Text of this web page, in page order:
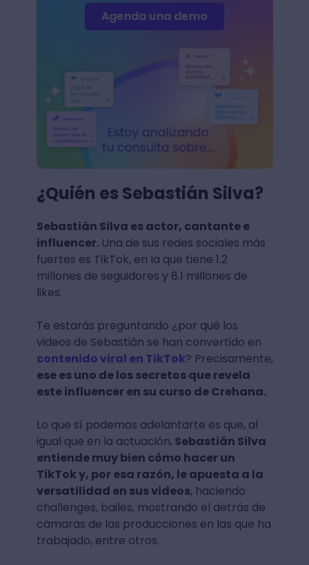
Agenda una demo
¿Quién es Sebastián Silva?
Sebastián Silva es actor, cantante e
influencer. Una de sus redes sociales más
fuertes es TikTok, en la que tiene 1.2
millones de seguidores y 8.1 millones de
likes.
Te estarás preguntando ¿por qué los
videos de Sebastián se han convertido en
contenido viral en TikTok? Precisamente,
ese es uno de los secretos que revela
este influencer en su curso de Crehana.
Lo que sí podemos adelantarte es que, al
igual que en la actuación, Sebastián Silva
entiende muy bien cómo hacer un
TikTok y, por esa razón, le apuesta a la
versatilidad en sus videos, haciendo
challenges, bailes, mostrando el detrás de
cámaras de las producciones en las que ha
trabajado, entre otros.